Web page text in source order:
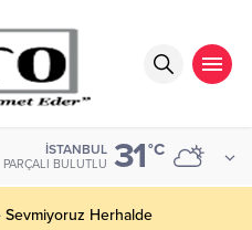
İSTANBUL
PARÇALI BULUTLU 31°C
Sevmiyoruz Herhalde